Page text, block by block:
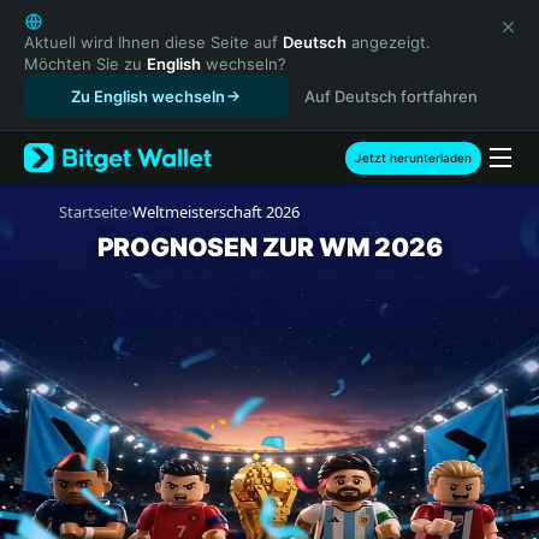
English
日本語
Tiếng Việt
Русский
Español (Latinoamérica)
Türkçe
Italiano
Français
Português (Portugal)
Bahasa Indonesia
ภาษาไทย
हिन्दी
বাংলা
Español
Português (Brasil)
Español (Argentina)
Aktuell wird Ihnen diese Seite auf Deutsch angezeigt.
Möchten Sie zu English wechseln?
Zu English wechseln
Auf Deutsch fortfahren
Jetzt herunterladen
Startseite›Weltmeisterschaft 2026
PROGNOSEN ZUR WM 2026